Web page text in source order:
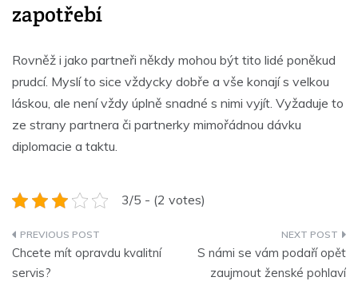
zapotřebí
Rovněž i jako partneři někdy mohou být tito lidé poněkud
prudcí. Myslí to sice vždycky dobře a vše konají s velkou
láskou, ale není vždy úplně snadné s nimi vyjít. Vyžaduje to
ze strany partnera či partnerky mimořádnou dávku
diplomacie a taktu.
3/5 - (2 votes)
Navigace
pro
Chcete mít opravdu kvalitní
servis?
S námi se vám podaří opět
zaujmout ženské pohlaví